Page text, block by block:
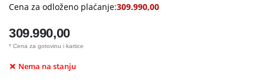
Cena za odloženo plaćanje:309.990,00
309.990,00
* Cena za gotovinu i kartice
Nema na stanju